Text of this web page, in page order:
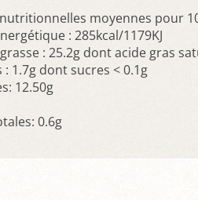
moyennes pour
: 285kcal/1179KJ
: 25.2g dont acide gras
: 1.7g dont sucres < 0.1g
12.50g
0.6g